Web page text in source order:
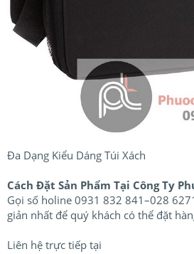
Đa Dạng Kiểu Dáng Túi Xách
Cách Đặt Sản Phẩm Tại Công Ty
Gọi số holine 0931 832 841–028
giản nhất để quý khách có thể đặt
Liên hệ trực tiếp tại